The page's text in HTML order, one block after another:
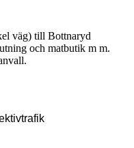
väg) till Bottnaryd
och matbutik m m.